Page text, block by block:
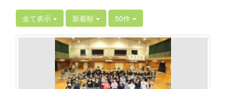
全て表示 新着順 50件